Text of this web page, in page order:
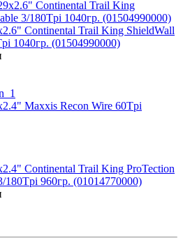
Continental Trail King ShieldWall
1040гр. (01504990000)
Maxxis Recon Wire 60Tpi
Continental Trail King ProTection
180Tpi 960гр. (01014770000)